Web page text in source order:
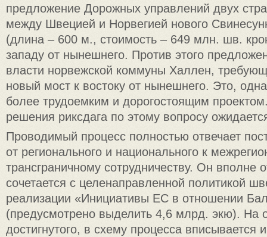
предложение Дорожных управлений двух
между Швецией и Норвегией нового
(длина – 600 м., стоимость – 649 млн. шв.
западу от нынешнего. Против этого
власти норвежской коммуны Халлен,
новый мост к востоку от нынешнего. Это,
более трудоемким и дорогостоящим
решения риксдага по этому вопросу
Проводимый процесс полностью отвечает
от регионального и национального к
трансграничному сотрудничеству. Он вполне
сочетается с целенаправленной политикой
реализации «Инициативы ЕС в отношении
(предусмотрено выделить 4,6 млрд. экю). На
достигнутого, в схему процесса вписывается